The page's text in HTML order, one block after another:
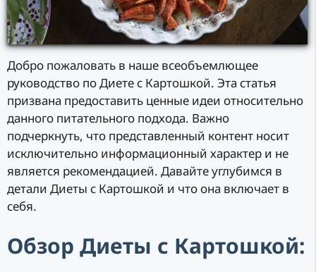
Добро пожаловать в наше всеобъемлющее
руководство по Диете с Картошкой. Эта статья
призвана предоставить ценные идеи относительно
данного питательного подхода. Важно
подчеркнуть, что представленный контент носит
исключительно информационный характер и не
является рекомендацией. Давайте углубимся в
детали Диеты с Картошкой и что она включает в
себя.
Обзор Диеты с Картошкой: